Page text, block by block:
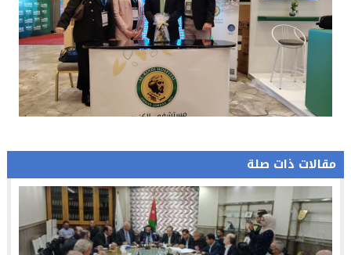
مقالات ذات صلة